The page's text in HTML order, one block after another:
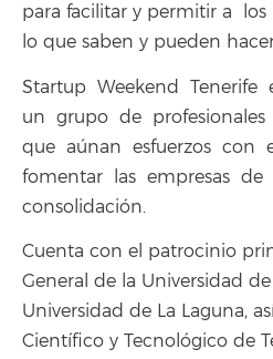
para facilitar y permitir a
lo que saben y pueden
Startup Weekend Tenerife
un grupo de profesionales
que aúnan esfuerzos con
fomentar las empresas de
consolidación.
Cuenta con el patrocinio
General de la Universidad
Universidad de La Laguna,
Científico y Tecnológico de